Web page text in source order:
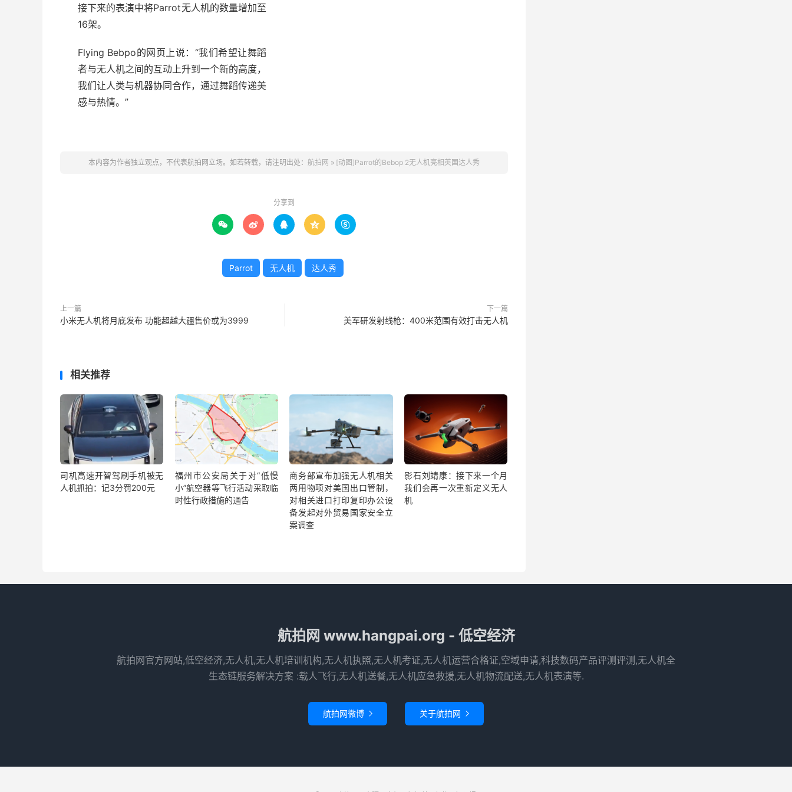
接下来的表演中将Parrot无人机的数量增加至
16架。
Flying Bebpo的网页上说：“我们希望让舞蹈
者与无人机之间的互动上升到一个新的高度，
我们让人类与机器协同合作，通过舞蹈传递美
感与热情。”
本内容为作者独立观点，不代表航拍网立场。如若转载，请注明出处： 航拍网 » [动图]Parrot的Bebop 2无人机亮相英国达人秀
分享到
    
Parrot 无人机 达人秀
上一篇
小米无人机将月底发布 功能超越大疆售价或为3999
下一篇
美军研发射线枪：400米范围有效打击无人机
相关推荐
司机高速开智驾刷手机被无
人机抓拍：记3分罚200元
福州市公安局关于对“低慢
小”航空器等飞行活动采取临
时性行政措施的通告
商务部宣布加强无人机相关
两用物项对美国出口管制，
对相关进口打印复印办公设
备发起对外贸易国家安全立
案调查
影石刘靖康：接下来一个月
我们会再一次重新定义无人
机
航拍网 www.hangpai.org - 低空经济
航拍网官方网站,低空经济,无人机,无人机培训机构,无人机执照,无人机考证,无人机运营合格证,空域申请,科技数码产品评测评测,无人机全
生态链服务解决方案 :载人飞行,无人机送餐,无人机应急救援,无人机物流配送,无人机表演等.
航拍网微博  关于航拍网 